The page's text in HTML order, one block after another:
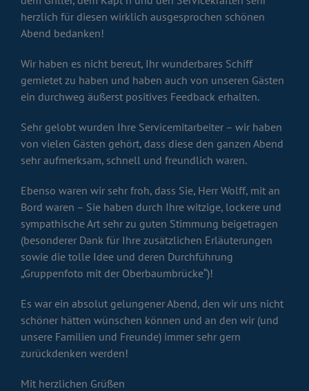
herzlich für diesen wirklich ausgesprochen schönen
Abend bedanken!
Wir haben es nicht bereut, Ihr wunderbares Schiff
gemietet zu haben und haben auch von unseren Gästen
ein durchweg äußerst positives Feedback erhalten.
Sehr gelobt wurden Ihre Servicemitarbeiter – wir haben
von vielen Gästen gehört, dass diese den ganzen Abend
sehr aufmerksam, schnell und freundlich waren.
Ebenso waren wir sehr froh, dass Sie, Herr Wolff, mit an
Bord waren – Sie haben durch Ihre witzige, lockere und
sympathische Art sehr zu guten Stimmung beigetragen
(besonderer Dank für Ihre zusätzlichen Erläuterungen
sowie die tolle Idee und deren Durchführung
„Gruppenfoto mit der Oberbaumbrücke“)!
Es war ein absolut gelungener Abend, den wir uns nicht
schöner hätten wünschen können und an den wir (und
unsere Familien und Freunde) immer sehr gern
zurückdenken werden!
Mit herzlichen Grüßen